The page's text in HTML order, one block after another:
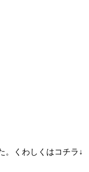
。くわしくはコチラ↓